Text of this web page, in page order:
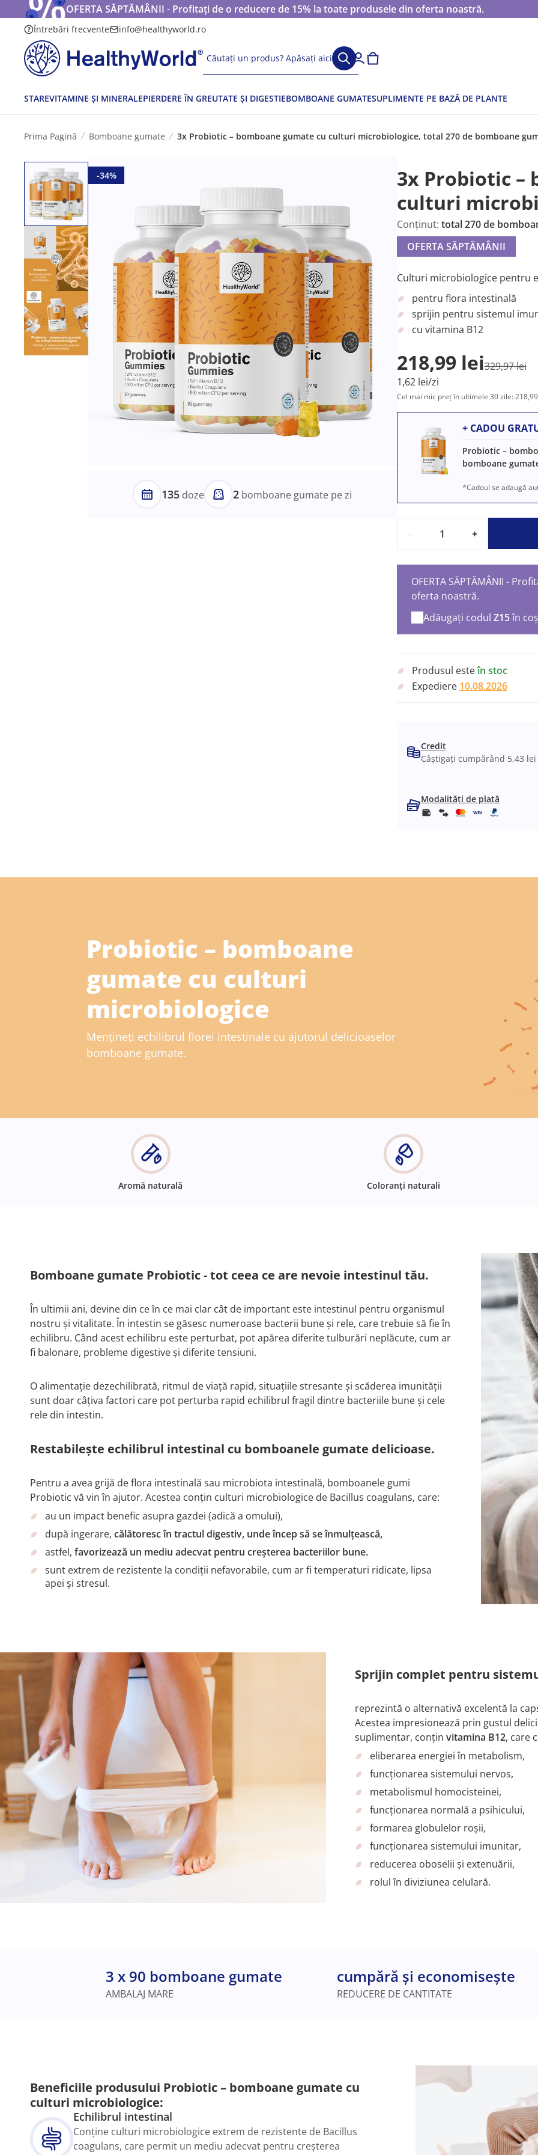
OFERTA SĂPTĂMÂNII - Profitați de o reducere de 15% la toate produsele din oferta noastră.
Întrebări frecvente info@healthyworld.ro
Căutați un produs? Apăsați aici
STAREVITAMINE ȘI MINERALEPIERDERE ÎN GREUTATE ȘI DIGESTIEBOMBOANE GUMATESUPLIMENTE PE BAZĂ DE PLANTE
Prima Pagină Bomboane gumate 3x Probiotic – bomboane gumate cu culturi microbiologice, total 270 de bomboane
-34%
135 doze 2 bomboane gumate pe zi
3x Probiotic –
culturi
Conținut: total 270 de
OFERTA SĂPTĂMÂNII
Culturi microbiologice pentru
pentru flora intestinală
sprijin pentru sistemul
cu vitamina B12
218,99 lei329,97 lei
1,62 lei/zi
Cel mai mic preț în ultimele 30 zile:
+ CADOU
Probiotic –
bomboane
*Cadoul se adaugă
+
OFERTA SĂPTĂMÂNII -
oferta noastră.
Adăugați codul Z15în coș
Produsul esteîn stoc
Expediere 10.08.2026
Credit
Câștigați cumpărând 5,43 lei
Modalități de plată
Probiotic – bomboane
gumate cu culturi
microbiologice
Mențineți echilibrul florei intestinale cu ajutorul delicioaselor
bomboane gumate.
Aromă naturală Coloranți naturali
Bomboane gumate Probiotic - tot ceea ce are nevoie intestinul tău.
În ultimii ani, devine din ce în ce mai clar cât de important este intestinul pentru organismul
nostru și vitalitate. În intestin se găsesc numeroase bacterii bune și rele, care trebuie să fie în
echilibru. Când acest echilibru este perturbat, pot apărea diferite tulburări neplăcute, cum ar
fi balonare, probleme digestive și diferite tensiuni.
O alimentație dezechilibrată, ritmul de viață rapid, situațiile stresante și scăderea imunității
sunt doar câțiva factori care pot perturba rapid echilibrul fragil dintre bacteriile bune și cele
rele din intestin.
Restabilește echilibrul intestinal cu bomboanele gumate delicioase.
Pentru a avea grijă de flora intestinală sau microbiota intestinală, bomboanele gumi
Probiotic vă vin în ajutor. Acestea conțin culturi microbiologice de Bacillus coagulans, care:
au un impact benefic asupra gazdei (adică a omului),
după ingerare, călătoresc în tractul digestiv, unde încep să se înmulțească,
astfel, favorizează un mediu adecvat pentru creșterea bacteriilor bune.
sunt extrem de rezistente la condiții nefavorabile, cum ar fi temperaturi ridicate, lipsa
apei și stresul.
Sprijin complet pentru
reprezintă o alternativă excelentă la
Acestea impresionează prin gustul
suplimentar, conținvitamina B12, care
eliberarea energiei în metabolism,
funcționarea sistemului nervos,
metabolismul homocisteinei,
funcționarea normală a psihicului,
formarea globulelor roșii,
funcționarea sistemului imunitar,
reducerea oboselii și extenuării,
rolul în diviziunea celulară.
3 x 90 bomboane gumate
AMBALAJ MARE
cumpără și economisește
REDUCERE DE CANTITATE
Beneficiile produsului Probiotic – bomboane gumate cu
culturi microbiologice:
Echilibrul intestinal
Conține culturi microbiologice extrem de rezistente de Bacillus
coagulans, care permit un mediu adecvat pentru creșterea